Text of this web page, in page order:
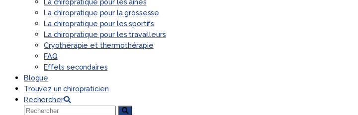
La chiropratique pour les aînés
La chiropratique pour la grossesse
La chiropratique pour les sportifs
La chiropratique pour les travailleurs
Cryothérapie et thermothérapie
FAQ
Effets secondaires
Blogue
Trouvez un chiropraticien
Rechercher
Rechercher